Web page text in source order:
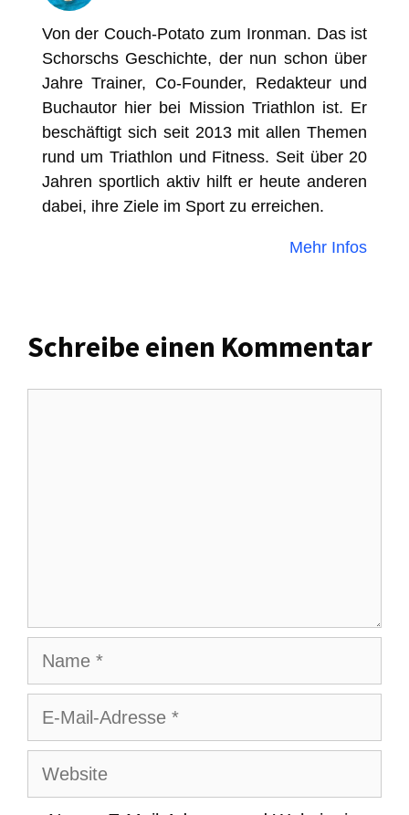
Von der Couch-Potato zum Ironman. Das ist
Schorschs Geschichte, der nun schon über
Jahre Trainer, Co-Founder, Redakteur und
Buchautor hier bei Mission Triathlon ist. Er
beschäftigt sich seit 2013 mit allen Themen
rund um Triathlon und Fitness. Seit über 20
Jahren sportlich aktiv hilft er heute anderen
dabei, ihre Ziele im Sport zu erreichen.
Mehr Infos
Schreibe einen Kommentar
Name
E-
Website